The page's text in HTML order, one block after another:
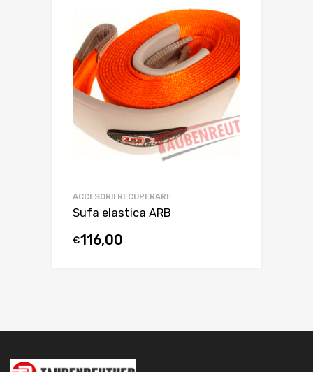
ACCESORII RECUPERARE
Sufa elastica ARB
€116,00